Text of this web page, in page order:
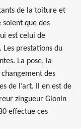
de la toiture et
soient que des
est celui de
prestations du
La pose, la
des
de l’art. Il en est de
zingueur Glonin
effectue ces